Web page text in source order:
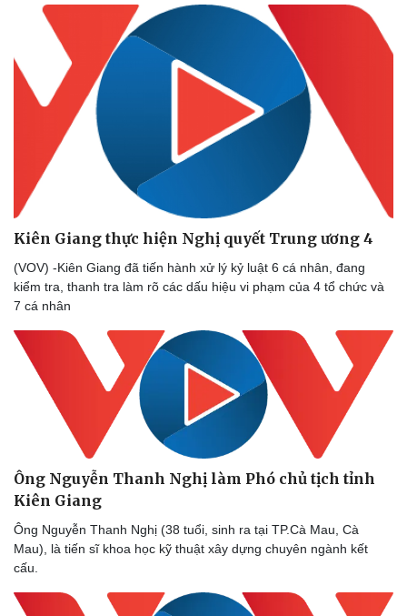
Tin nóng
Tư vấn luật
Việt Nam
Phân tích
Kiên Giang thực hiện Nghị quyết Trung ương 4
(VOV) -Kiên Giang đã tiến hành xử lý kỷ luật 6 cá nhân, đang
kiểm tra, thanh tra làm rõ các dấu hiệu vi phạm của 4 tổ chức và
7 cá nhân
Ông Nguyễn Thanh Nghị làm Phó chủ tịch tỉnh
Kiên Giang
Ông Nguyễn Thanh Nghị (38 tuổi, sinh ra tại TP.Cà Mau, Cà
Mau), là tiến sĩ khoa học kỹ thuật xây dựng chuyên ngành kết
cấu.